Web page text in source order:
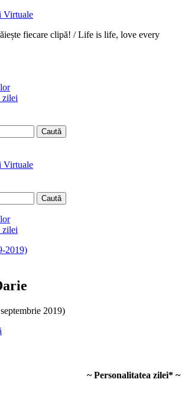
Virtuale
fiecare clipă! / Life is life, love every
zilei
Virtuale
zilei
2019)
~ Personalitatea zilei* ~